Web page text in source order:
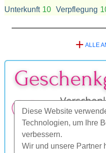
Diese Website
Technologien, um Ihre
verbessern.
Wir und unsere Partner
Unterkunft 10 Verpflegung
+ ALLE